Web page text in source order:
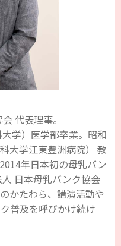
代表理事。
学）医学部卒業。昭和
大学江東豊洲病院） 教
年日本初の母乳バン
日本母乳バンク協会
かたわら、講演活動や
普及を呼びかけ続け